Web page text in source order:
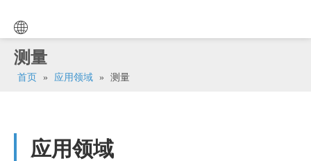
测量
首页 » 应用领域 » 测量
应用领域